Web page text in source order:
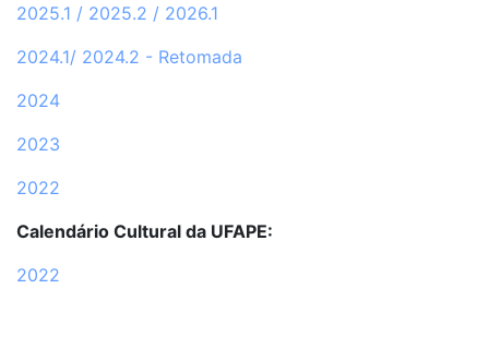
2025.1 / 2025.2 / 2026.1
2024.1/ 2024.2 - Retomada
2024
2023
2022
Calendário Cultural da UFAPE:
2022